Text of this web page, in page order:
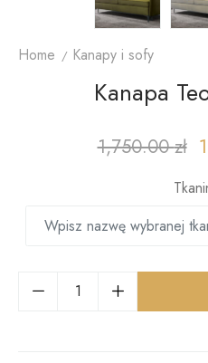
Home Kanapy i sofy
Kanapa
1,750.00zł